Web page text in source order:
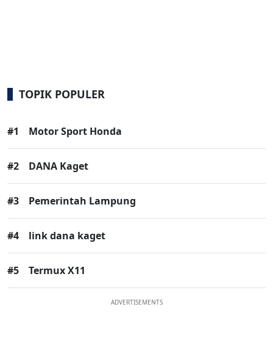
TOPIK POPULER
#1 Motor Sport Honda
#2 DANA Kaget
#3 Pemerintah Lampung
#4 link dana kaget
#5 Termux X11
ADVERTISEMENTS